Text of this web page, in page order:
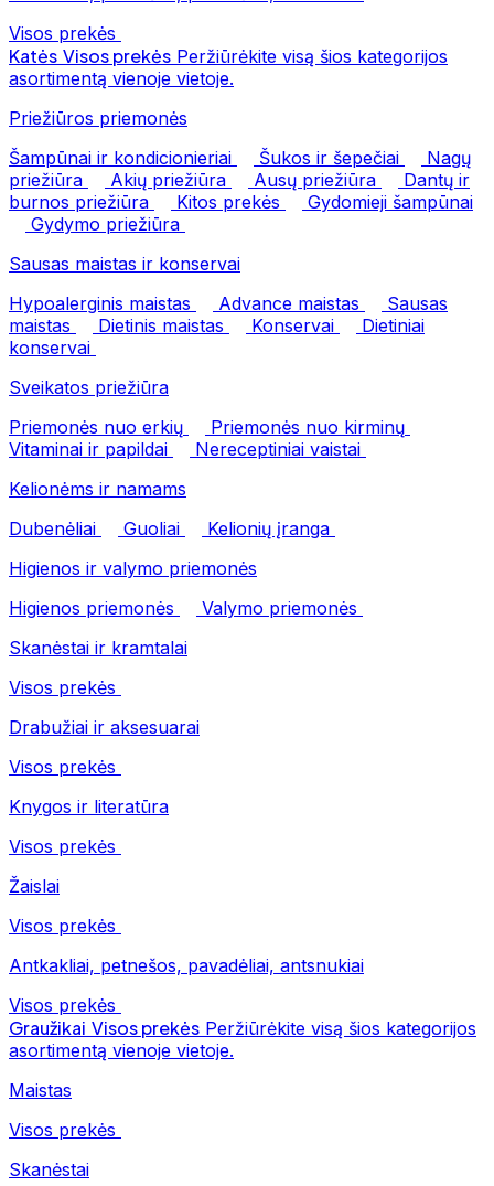
Visos prekės
Katės Visos prekės Peržiūrėkite visą šios kategorijos
asortimentą vienoje vietoje.
Priežiūros priemonės
Šampūnai ir kondicionieriai
Šukos ir šepečiai
Nagų
priežiūra
Akių priežiūra Ausų priežiūra
Dantų ir
burnos priežiūra
Kitos prekės
Gydomieji šampūnai
Gydymo priežiūra
Sausas maistas ir konservai
Hypoalerginis maistas
Advance maistas
Sausas
maistas
Dietinis maistas Konservai
Dietiniai
konservai
Sveikatos priežiūra
Priemonės nuo erkių
Priemonės nuo kirminų
Vitaminai ir papildai
Nereceptiniai vaistai
Kelionėms ir namams
Dubenėliai
Guoliai
Kelionių įranga
Higienos ir valymo priemonės
Higienos priemonės
Valymo priemonės
Skanėstai ir kramtalai
Visos prekės
Drabužiai ir aksesuarai
Visos prekės
Knygos ir literatūra
Visos prekės
Žaislai
Visos prekės
Antkakliai, petnešos, pavadėliai, antsnukiai
Visos prekės
Graužikai Visos prekės Peržiūrėkite visą šios kategorijos
asortimentą vienoje vietoje.
Maistas
Visos prekės
Skanėstai